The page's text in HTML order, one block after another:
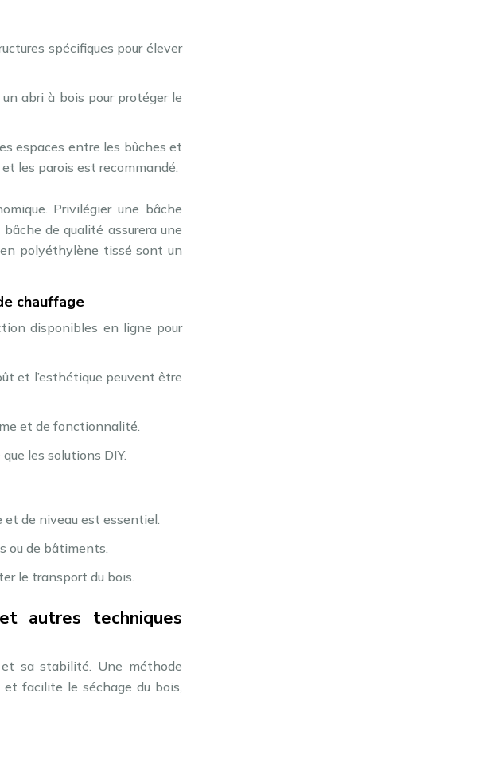
spécifiques pour élever
abri à bois pour protéger le
espaces entre les bûches et
les parois est recommandé.
Privilégier une bâche
de qualité assurera une
polyéthylène tissé sont un
chauffage
disponibles en ligne pour
et l’esthétique peuvent être
et de fonctionnalité.
les solutions DIY.
et de niveau est essentiel.
ou de bâtiments.
le transport du bois.
autres techniques
sa stabilité. Une méthode
et facilite le séchage du bois,